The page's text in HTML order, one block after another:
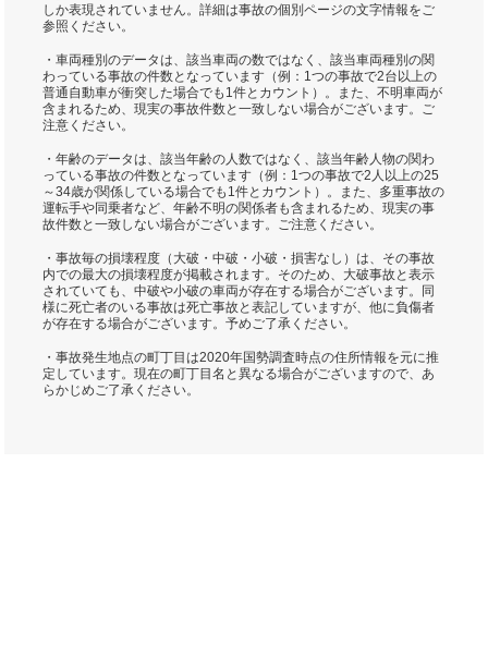
しか表現されていません。詳細は事故の個別ページの文字情報をご
参照ください。
・車両種別のデータは、該当車両の数ではなく、該当車両種別の関
わっている事故の件数となっています（例：1つの事故で2台以上の
普通自動車が衝突した場合でも1件とカウント）。また、不明車両が
含まれるため、現実の事故件数と一致しない場合がございます。ご
注意ください。
・年齢のデータは、該当年齢の人数ではなく、該当年齢人物の関わ
っている事故の件数となっています（例：1つの事故で2人以上の25
～34歳が関係している場合でも1件とカウント）。また、多重事故の
運転手や同乗者など、年齢不明の関係者も含まれるため、現実の事
故件数と一致しない場合がございます。ご注意ください。
・事故毎の損壊程度（大破・中破・小破・損害なし）は、その事故
内での最大の損壊程度が掲載されます。そのため、大破事故と表示
されていても、中破や小破の車両が存在する場合がございます。同
様に死亡者のいる事故は死亡事故と表記していますが、他に負傷者
が存在する場合がございます。予めご了承ください。
・事故発生地点の町丁目は2020年国勢調査時点の住所情報を元に推
定しています。現在の町丁目名と異なる場合がございますので、あ
らかじめご了承ください。